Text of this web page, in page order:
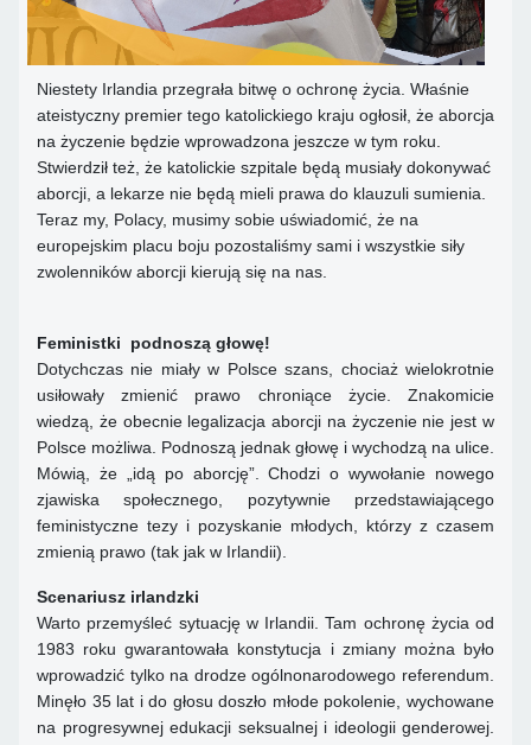
Niestety Irlandia przegrała bitwę o ochronę życia. Właśnie
ateistyczny premier tego katolickiego kraju ogłosił, że aborcja
na życzenie będzie wprowadzona jeszcze w tym roku.
Stwierdził też, że katolickie szpitale będą musiały dokonywać
aborcji, a lekarze nie będą mieli prawa do klauzuli sumienia.
Teraz my, Polacy, musimy sobie uświadomić, że na
europejskim placu boju pozostaliśmy sami i wszystkie siły
zwolenników aborcji kierują się na nas.
Feministki podnoszą głowę!
Dotychczas nie miały w Polsce szans, chociaż wielokrotnie
usiłowały zmienić prawo chroniące życie. Znakomicie
wiedzą, że obecnie legalizacja aborcji na życzenie nie jest w
Polsce możliwa. Podnoszą jednak głowę i wychodzą na ulice.
Mówią, że „idą po aborcję”. Chodzi o wywołanie nowego
zjawiska społecznego, pozytywnie przedstawiającego
feministyczne tezy i pozyskanie młodych, którzy z czasem
zmienią prawo (tak jak w Irlandii).
Scenariusz irlandzki
Warto przemyśleć sytuację w Irlandii. Tam ochronę życia od
1983 roku gwarantowała konstytucja i zmiany można było
wprowadzić tylko na drodze ogólnonarodowego referendum.
Minęło 35 lat i do głosu doszło młode pokolenie, wychowane
na progresywnej edukacji seksualnej i ideologii genderowej.